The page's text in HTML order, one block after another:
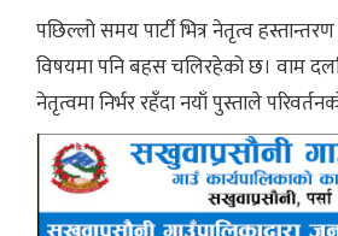
पछिल्लो समय पार्टी भित्र नेतृत्व
विषयमा पनि बहस चलिरहेको छ। वाम
नेतृत्वमा निर्भर रहँदा नयाँ पुस्ताले